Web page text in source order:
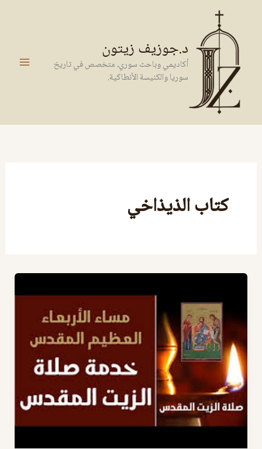
المحتوى
د.جوزيف زيتون
أكاديمي وباحث سوري، متخصص في تاريخ
سوريا والكنيسة الأنطاكية.
كتاب الذيذاخي